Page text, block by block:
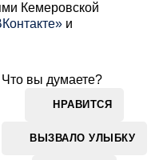
Кемеровской
и
Что вы думаете?
НРАВИТСЯ
ВЫЗВАЛО УЛЫБКУ